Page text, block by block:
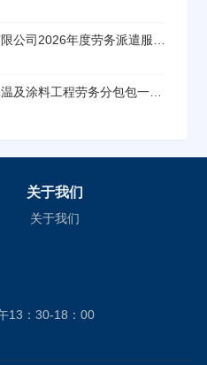
山东高速全过程项目管理有限公司2026年度劳务派遣服务项目（标段/包1）成交结果公示
西安宝石花总部基地外墙保温及涂料工程劳务分包包一成交结果公示
关于我们
关于我们
13：30-18：00